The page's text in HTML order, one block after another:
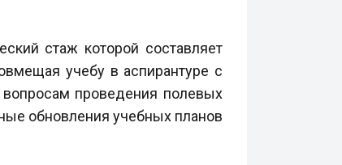
стаж которой составляет
учебу в аспирантуре с
проведения полевых
обновления учебных планов